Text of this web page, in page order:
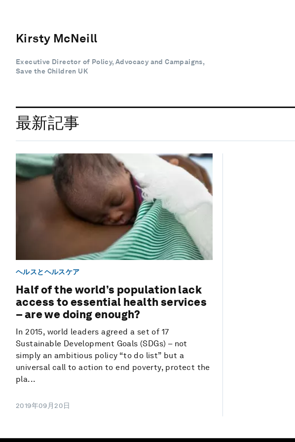
Kirsty McNeill
Executive Director of Policy, Advocacy and Campaigns,
Save the Children UK
最新記事
ヘルスとヘルスケア
Half of the world’s population lack
access to essential health services
– are we doing enough?
In 2015, world leaders agreed a set of 17
Sustainable Development Goals (SDGs) – not
simply an ambitious policy “to do list” but a
universal call to action to end poverty, protect the
pla...
2019年09月20日